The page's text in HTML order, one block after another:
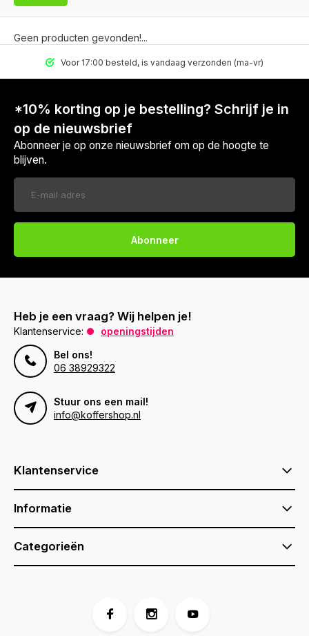
Geen producten gevonden!...
Voor 17:00 besteld, is vandaag verzonden (ma-vr)
*10% korting op je bestelling? Schrijf je in
op de nieuwsbrief
Abonneer je op onze nieuwsbrief om op de hoogte te
blijven.
Abonneer
Heb je een vraag? Wij helpen je!
Klantenservice:
openingstijden
Bel ons!
06 38929322
Stuur ons een mail!
info@koffershop.nl
Klantenservice
Informatie
Categorieën